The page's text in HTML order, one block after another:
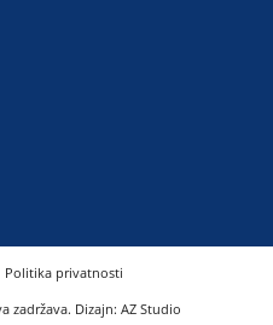
Politika privatnosti
zadržava. Dizajn: AZ Studio